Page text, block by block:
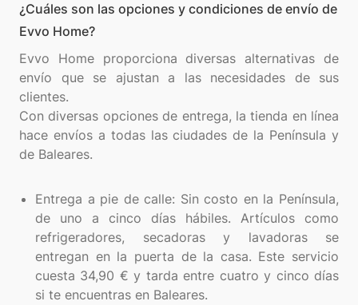
¿Cuáles son las opciones y condiciones de envío de
Evvo Home?
Evvo Home proporciona diversas alternativas de
envío que se ajustan a las necesidades de sus
clientes.
Con diversas opciones de entrega, la tienda en línea
hace envíos a todas las ciudades de la Península y
de Baleares.
Entrega a pie de calle: Sin costo en la Península,
de uno a cinco días hábiles. Artículos como
refrigeradores, secadoras y lavadoras se
entregan en la puerta de la casa. Este servicio
cuesta 34,90 € y tarda entre cuatro y cinco días
si te encuentras en Baleares.